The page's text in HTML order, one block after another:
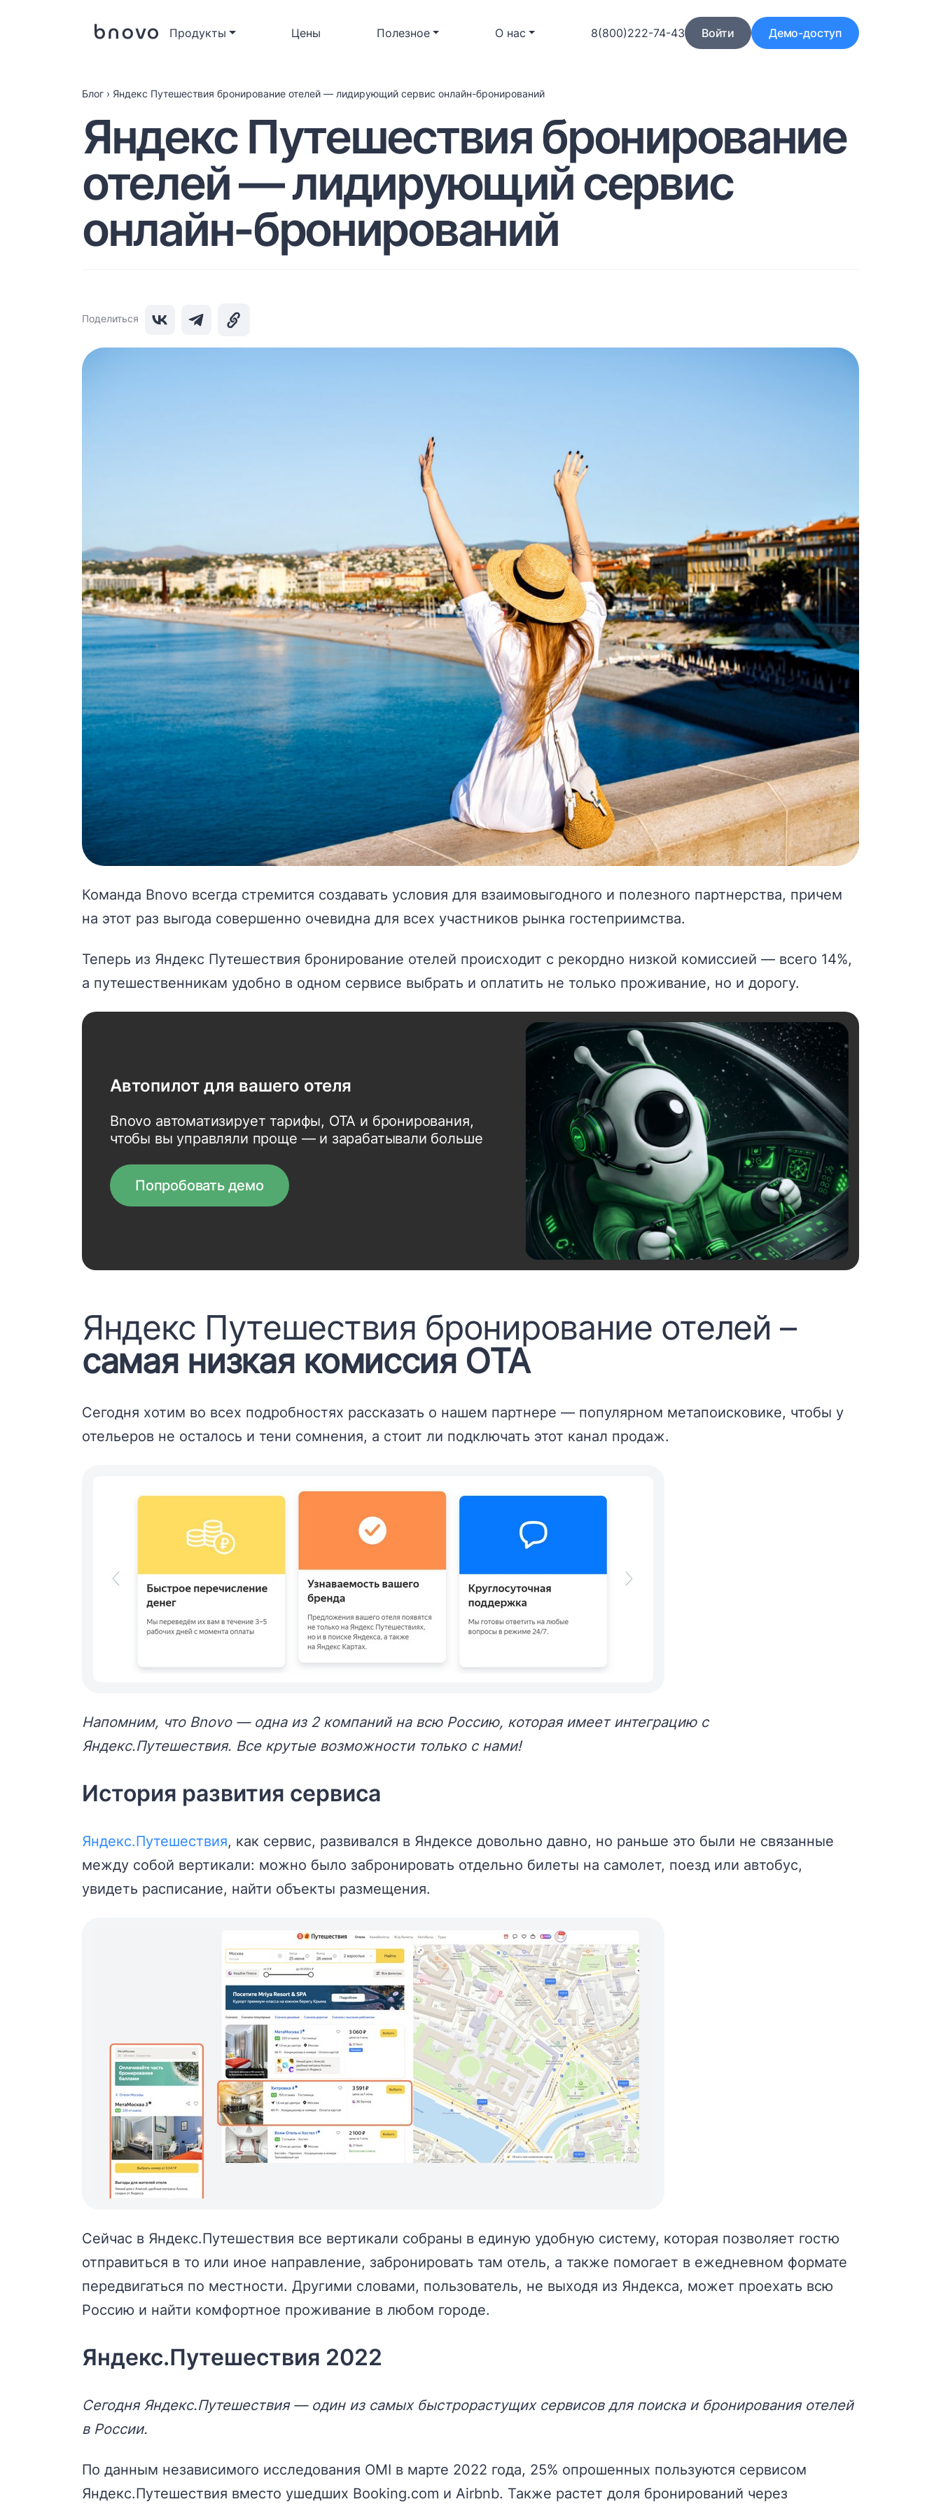
Продукты Цены Полезное О нас 8(800)222-74-43 Войти Демо-доступ
Блог › Яндекс Путешествия бронирование отелей — лидирующий сервис онлайн-бронирований
Яндекс Путешествия бронирование
отелей — лидирующий сервис
онлайн-бронирований
Поделиться
Команда Bnovo всегда стремится создавать условия для взаимовыгодного и полезного партнерства, причем
на этот раз выгода совершенно очевидна для всех участников рынка гостеприимства.
Теперь из Яндекс Путешествия бронирование отелей происходит с рекордно низкой комиссией — всего 14%,
а путешественникам удобно в одном сервисе выбрать и оплатить не только проживание, но и дорогу.
Автопилот для вашего отеля
Bnovo автоматизирует тарифы, OTA и бронирования,
чтобы вы управляли проще — и зарабатывали больше
Попробовать демо
Яндекс Путешествия бронирование отелей –
самая низкая комиссия OTA
Сегодня хотим во всех подробностях рассказать о нашем партнере — популярном метапоисковике, чтобы у
отельеров не осталось и тени сомнения, а стоит ли подключать этот канал продаж.
Напомним, что Bnovo — одна из 2 компаний на всю Россию, которая имеет интеграцию с
Яндекс.Путешествия. Все крутые возможности только с нами!
История развития сервиса
Яндекс.Путешествия, как сервис, развивался в Яндексе довольно давно, но раньше это были не связанные
между собой вертикали: можно было забронировать отдельно билеты на самолет, поезд или автобус,
увидеть расписание, найти объекты размещения.
Сейчас в Яндекс.Путешествия все вертикали собраны в единую удобную систему, которая позволяет гостю
отправиться в то или иное направление, забронировать там отель, а также помогает в ежедневном формате
передвигаться по местности. Другими словами, пользователь, не выходя из Яндекса, может проехать всю
Россию и найти комфортное проживание в любом городе.
Яндекс.Путешествия 2022
Сегодня Яндекс.Путешествия — один из самых быстрорастущих сервисов для поиска и бронирования отелей
в России.
По данным независимого исследования OMI в марте 2022 года, 25% опрошенных пользуются сервисом
Яндекс.Путешествия вместо ушедших Booking.com и Airbnb. Также растет доля бронирований через